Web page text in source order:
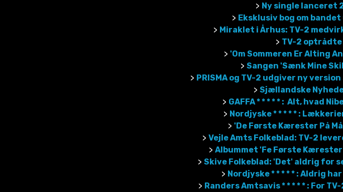
> Ny single lanceret
> Eksklusiv bog om
> Miraklet i Århus: TV-2
> TV-2 optrådte
> 'Om Sommeren Er Alting
> Sangen 'Sænk Mine
> PRISMA og TV-2 udgiver ny version
> Sjællandske
> GAFFA * * * * * : Alt, hvad
> Nordjyske * * * * * :
> 'De Første Kærester På
> Vejle Amts Folkeblad: TV-2
> Albummet 'Fe Første Kærester
> Skive Folkeblad: 'Det' aldrig for
> Nordjyske * * * * * : Aldrig
> Randers Amtsavis * * * * * : For